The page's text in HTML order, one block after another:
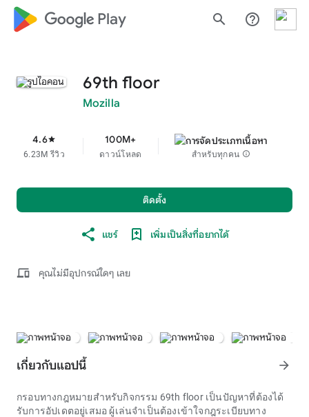
google_logo Play search help_outline
69th floor
Mozilla
4.6star
6.23M รีวิว
100M+
ดาวน์โหลด สำหรับทุกคน info
ติดตั้ง
แชร์ เพิ่มเป็นสิ่งที่อยากได้
devices คุณไม่มีอุปกรณ์ใดๆ เลย
เกี่ยวกับแอปนี้ arrow_forward
กรอบทางกฎหมายสำหรับกิจกรรม 69th floor เป็นปัญหาที่ต้องได้
รับการอัปเดตอยู่เสมอ ผู้เล่นจำเป็นต้องเข้าใจกฎระเบียบทาง